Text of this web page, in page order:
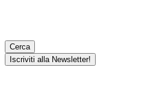
Cerca
Iscriviti alla Newsletter!